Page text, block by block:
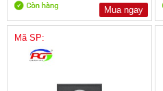
Mua ngay
Mã SP: